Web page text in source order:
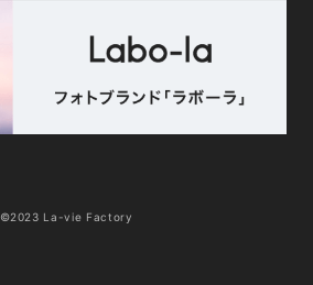
©2023 La-vie Factory